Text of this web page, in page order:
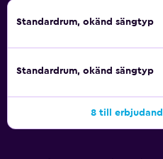
enheter, det finns även
På hotellet kan du besöka
San Rocco, Spice Hut Indian
Här kan du besöka olika
Standardrum, okänd sängtyp
Standardrum, okänd sängtyp
8 till